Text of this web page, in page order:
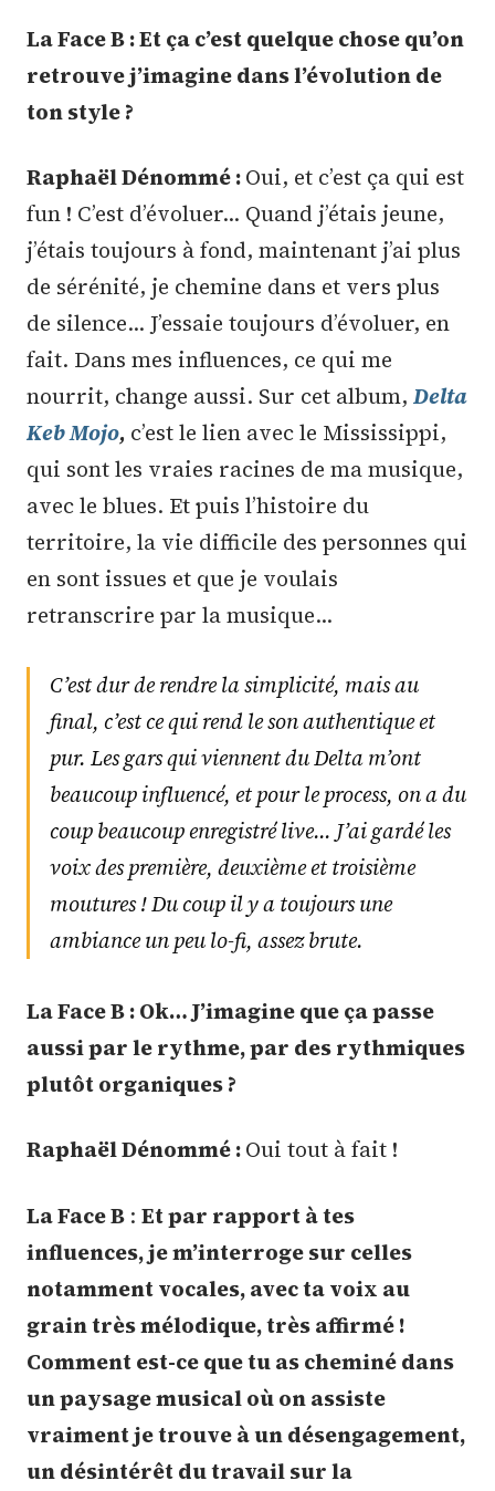
La Face B : Et ça c’est quelque chose qu’on
retrouve j’imagine dans l’évolution de
ton style ?
Raphaël Dénommé :Oui, et c’est ça qui est
fun ! C’est d’évoluer… Quand j’étais jeune,
j’étais toujours à fond, maintenant j’ai plus
de sérénité, je chemine dans et vers plus
de silence… J’essaie toujours d’évoluer, en
fait. Dans mes influences, ce qui me
nourrit, change aussi. Sur cet album, Delta
Keb Mojo, c’est le lien avec le Mississippi,
qui sont les vraies racines de ma musique,
avec le blues. Et puis l’histoire du
territoire, la vie difficile des personnes qui
en sont issues et que je voulais
retranscrire par la musique…
C’est dur de rendre la simplicité, mais au
final, c’est ce qui rend le son authentique et
pur. Les gars qui viennent du Delta m’ont
beaucoup influencé, et pour le process, on a du
coup beaucoup enregistré live... J’ai gardé les
voix des première, deuxième et troisième
moutures ! Du coup il y a toujours une
ambiance un peu lo-fi, assez brute.
La Face B : Ok… J’imagine que ça passe
aussi par le rythme, par des rythmiques
plutôt organiques ?
Raphaël Dénommé :Oui tout à fait !
La Face B : Et par rapport à tes
influences, je m’interroge sur celles
notamment vocales, avec ta voix au
grain très mélodique, très affirmé !
Comment est-ce que tu as cheminé dans
un paysage musical où on assiste
vraiment je trouve à un désengagement,
un désintérêt du travail sur la